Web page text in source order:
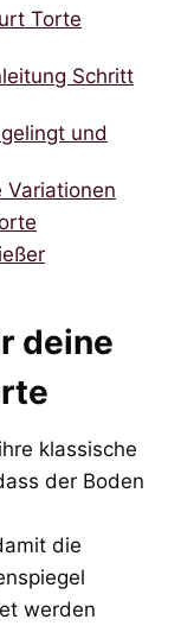
Torte
Schritt
und
Variationen
deine
klassische
der Boden
die
werden